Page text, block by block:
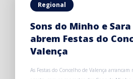
Regional
Sons do Minho e
abrem Festas do
Valença
As Festas do Concelho de Valença